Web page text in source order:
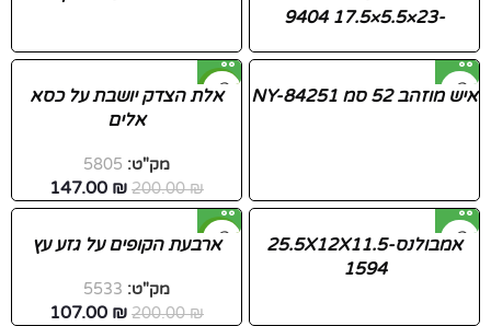
-23×5.5×17.5 9404
איש מוזהב 52 סמ NY-84251 -27%
אלת הצדק יושבת על כסא
אלים
מק"ט: 5805
200.00₪
147.00 ₪
אמבולנס-25.5X12X11.5
1594
-47%
ארבעת הקופים על גזע עץ
מק"ט: 5533
200.00₪
107.00 ₪